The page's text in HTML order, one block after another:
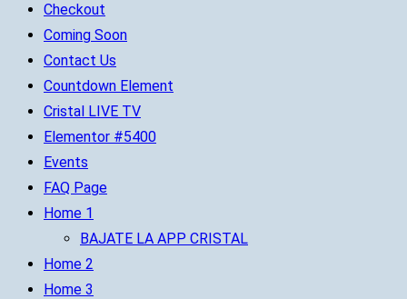
Checkout
Coming Soon
Contact Us
Countdown Element
Cristal LIVE TV
Elementor #5400
Events
FAQ Page
Home 1
BAJATE LA APP CRISTAL
Home 2
Home 3